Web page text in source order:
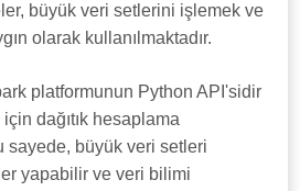
büyük veri setlerini işlemek ve
olarak kullanılmaktadır.
platformunun Python API'sidir
dağıtık hesaplama
sayede, büyük veri setleri
yapabilir ve veri bilimi